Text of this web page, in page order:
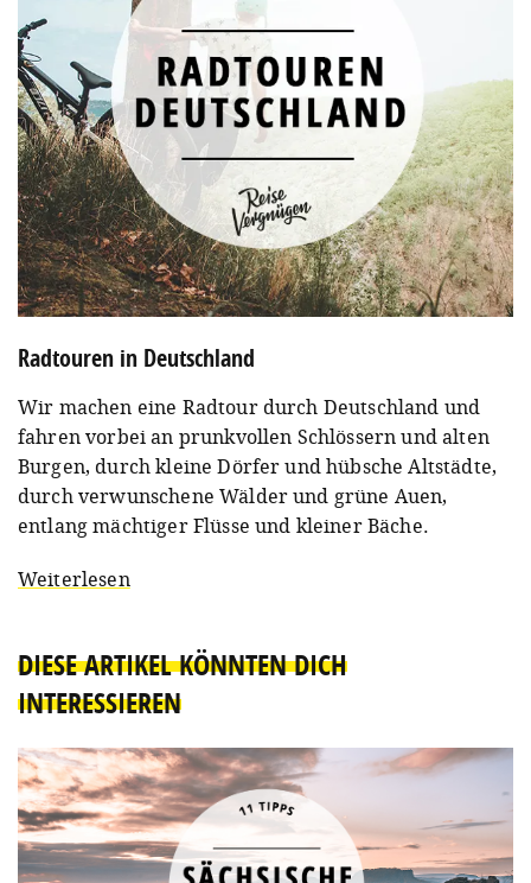
Radtouren in Deutschland
Wir machen eine Radtour durch Deutschland und
fahren vorbei an prunkvollen Schlössern und alten
Burgen, durch kleine Dörfer und hübsche Altstädte,
durch verwunschene Wälder und grüne Auen,
entlang mächtiger Flüsse und kleiner Bäche.
Weiterlesen
DIESE ARTIKEL KÖNNTEN DICH
INTERESSIEREN